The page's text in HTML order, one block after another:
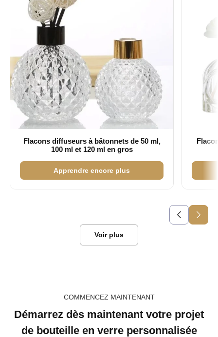
Flacons diffuseurs à bâtonnets de 50 ml,
100 ml et 120 ml en gros
Apprendre encore plus
Voir plus
COMMENCEZ MAINTENANT
Démarrez dès maintenant votre projet
de bouteille en verre personnalisée